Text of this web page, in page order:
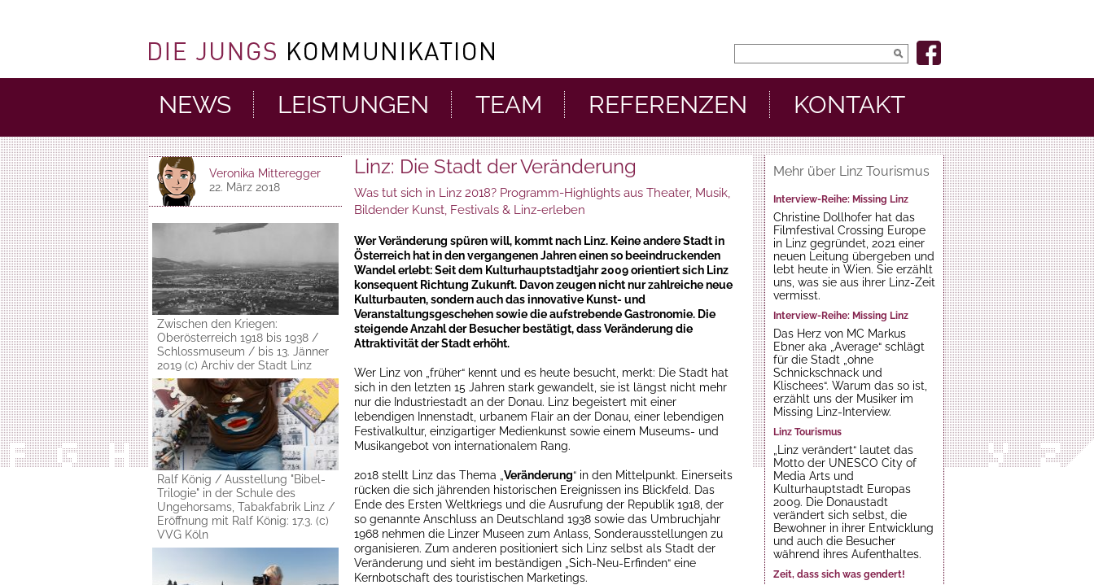
NEWS LEISTUNGEN TEAM REFERENZEN KONTAKT
Veronika Mitteregger
22. März 2018
Zwischen den Kriegen:
Oberösterreich 1918 bis 1938 /
Schlossmuseum / bis 13. Jänner
2019 (c) Archiv der Stadt Linz
Ralf König / Ausstellung "Bibel-
Trilogie" in der Schule des
Ungehorsams, Tabakfabrik Linz /
Eröffnung mit Ralf König: 17.3. (c)
VVG Köln
Linz: Die Stadt der Veränderung
Was tut sich in Linz 2018? Programm-Highlights aus Theater, Musik,
Bildender Kunst, Festivals & Linz-erleben
Wer Veränderung spüren will, kommt nach Linz. Keine andere Stadt in
Österreich hat in den vergangenen Jahren einen so beeindruckenden
Wandel erlebt: Seit dem Kulturhauptstadtjahr 2009 orientiert sich Linz
konsequent Richtung Zukunft. Davon zeugen nicht nur zahlreiche neue
Kulturbauten, sondern auch das innovative Kunst- und
Veranstaltungsgeschehen sowie die aufstrebende Gastronomie. Die
steigende Anzahl der Besucher bestätigt, dass Veränderung die
Attraktivität der Stadt erhöht.
Wer Linz von „früher“ kennt und es heute besucht, merkt: Die Stadt hat
sich in den letzten 15 Jahren stark gewandelt, sie ist längst nicht mehr
nur die Industriestadt an der Donau. Linz begeistert mit einer
lebendigen Innenstadt, urbanem Flair an der Donau, einer lebendigen
Festivalkultur, einzigartiger Medienkunst sowie einem Museums- und
Musikangebot von internationalem Rang.
2018 stellt Linz das Thema „ Veränderung“ in den Mittelpunkt. Einerseits
rücken die sich jährenden historischen Ereignissen ins Blickfeld. Das
Ende des Ersten Weltkriegs und die Ausrufung der Republik 1918, der
so genannte Anschluss an Deutschland 1938 sowie das Umbruchjahr
1968 nehmen die Linzer Museen zum Anlass, Sonderausstellungen zu
organisieren. Zum anderen positioniert sich Linz selbst als Stadt der
Veränderung und sieht im beständigen „Sich-Neu-Erfinden“ eine
Kernbotschaft des touristischen Marketings.
Mehr über Linz Tourismus
Interview-Reihe: Missing Linz
Christine Dollhofer hat das
Filmfestival Crossing Europe
in Linz gegründet, 2021 einer
neuen Leitung übergeben und
lebt heute in Wien. Sie erzählt
uns, was sie aus ihrer Linz-Zeit
vermisst.
Interview-Reihe: Missing Linz
Das Herz von MC Markus
Ebner aka „Average“ schlägt
für die Stadt „ohne
Schnickschnack und
Klischees“. Warum das so ist,
erzählt uns der Musiker im
Missing Linz-Interview.
Linz Tourismus
„Linz verändert“ lautet das
Motto der UNESCO City of
Media Arts und
Kulturhauptstadt Europas
2009. Die Donaustadt
verändert sich selbst, die
Bewohner in ihrer Entwicklung
und auch die Besucher
während ihres Aufenthaltes.
Zeit, dass sich was gendert!